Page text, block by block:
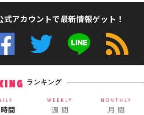
式アカウントで最新情報ゲット！
ランキング
間
WEEKLY
週 間
MONTHLY
月 間